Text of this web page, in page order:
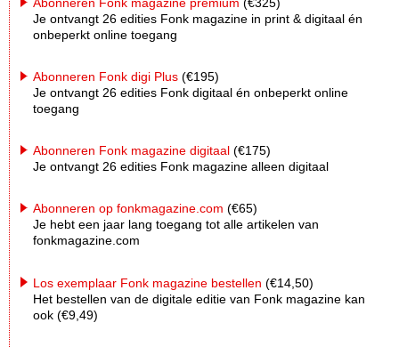
Je ontvangt 26 edities Fonk magazine in print & digitaal én
onbeperkt online toegang
Abonneren Fonk digi Plus (€195)
Je ontvangt 26 edities Fonk digitaal én onbeperkt online
toegang
Abonneren Fonk magazine digitaal (€175)
Je ontvangt 26 edities Fonk magazine alleen digitaal
Abonneren op fonkmagazine.com (€65)
Je hebt een jaar lang toegang tot alle artikelen van
fonkmagazine.com
Los exemplaar Fonk magazine bestellen (€14,50)
Het bestellen van de digitale editie van Fonk magazine kan
ook (€9,49)